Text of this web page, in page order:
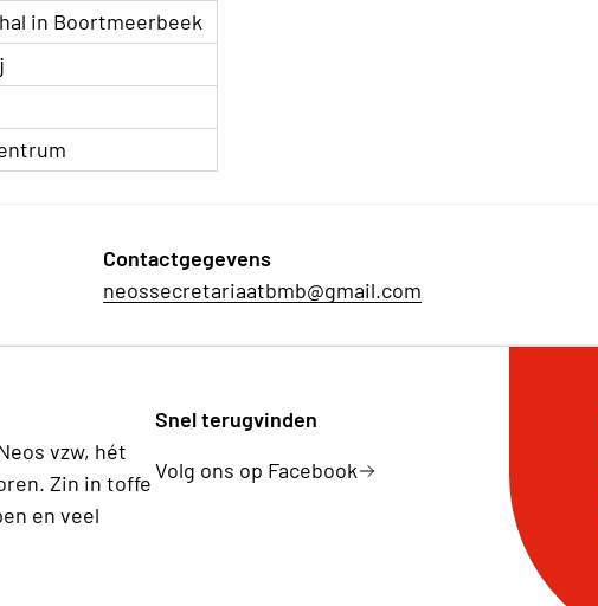
in Boortmeerbeek
Contactgegevens
neossecretariaatbmb@gmail.com
vzw, hét
Zin in toffe
en veel
Snel terugvinden
Volg ons op Facebook